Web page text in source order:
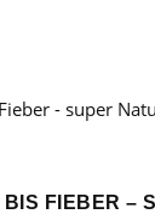
FIEBER –